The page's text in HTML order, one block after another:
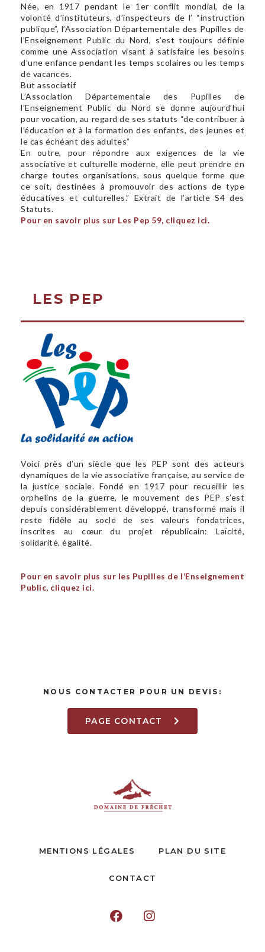
Née, en 1917 pendant le 1er conflit mondial, de la
volonté d’instituteurs, d’inspecteurs de l’ “instruction
publique”, l’Association Départementale des Pupilles de
l’Enseignement Public du Nord, s’est toujours définie
comme une Association visant à satisfaire les besoins
d’une enfance pendant les temps scolaires ou les temps
de vacances.
But associatif
L’Association Départementale des Pupilles de
l’Enseignement Public du Nord se donne aujourd’hui
pour vocation, au regard de ses statuts “de contribuer à
l’éducation et à la formation des enfants, des jeunes et
le cas échéant des adultes”
En outre, pour répondre aux exigences de la vie
associative et culturelle moderne, elle peut prendre en
charge toutes organisations, sous quelque forme que
ce soit, destinées à promouvoir des actions de type
éducatives et culturelles.” Extrait de l’article S4 des
Statuts.
Pour en savoir plus sur Les Pep 59, cliquez ici.
LES PEP
Voici près d’un siècle que les PEP sont des acteurs
dynamiques de la vie associative française, au service de
la justice sociale. Fondé en 1917 pour recueillir les
orphelins de la guerre, le mouvement des PEP s’est
depuis considérablement développé, transformé mais il
reste fidèle au socle de ses valeurs fondatrices,
inscrites au cœur du projet républicain: Laïcité,
solidarité, égalité.
Pour en savoir plus sur les Pupilles de l’Enseignement
Public, cliquez ici.
NOUS CONTACTER POUR UN DEVIS:
PAGE CONTACT
MENTIONS LÉGALES PLAN DU SITE
CONTACT